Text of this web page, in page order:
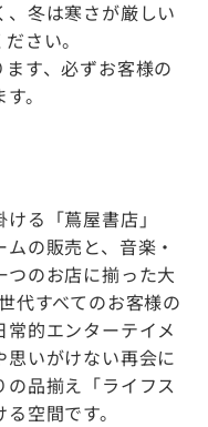
、冬は寒さが厳しい
さい。
す、必ずお客様の
。
る「蔦屋書店」
の販売と、音楽・
のお店に揃った大
代すべてのお客様の
的エンターテイメ
いがけない再会に
品揃え「ライフス
空間です。